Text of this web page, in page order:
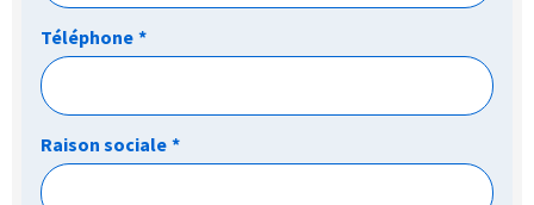
Téléphone *
Raison sociale *